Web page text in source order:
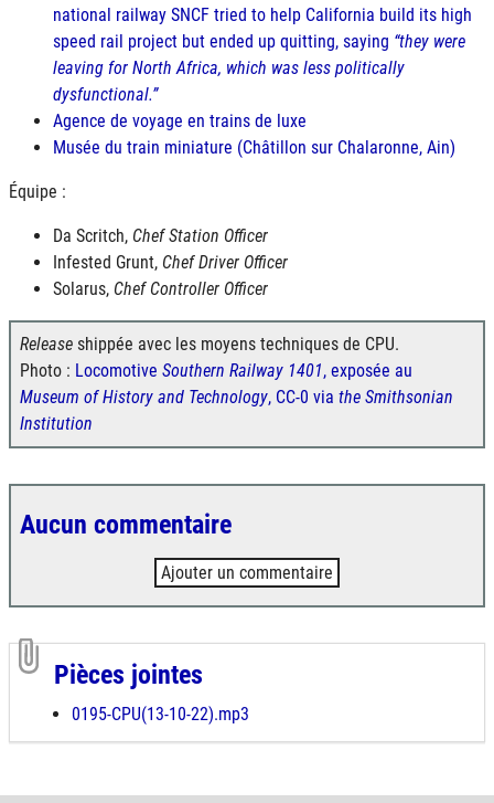
national railway SNCF tried to help California build its high
speed rail project but ended up quitting, saying they were
leaving for North Africa, which was less politically
dysfunctional.
Agence de voyage en trains de luxe
Musée du train miniature (Châtillon sur Chalaronne, Ain)
Équipe :
Da Scritch, Chef Station Officer
Infested Grunt, Chef Driver Officer
Solarus, Chef Controller Officer
Release shippée avec les moyens techniques de CPU.
Photo : Locomotive Southern Railway 1401, exposée au
Museum of History and Technology, CC-0 via the Smithsonian
Institution
Aucun commentaire
Ajouter un commentaire
Pièces jointes
0195-CPU(13-10-22).mp3